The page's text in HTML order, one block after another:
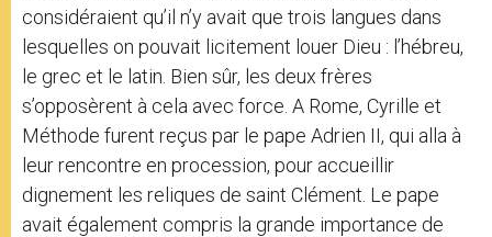
considéraient qu’il n’y avait que trois langues dans
lesquelles on pouvait licitement louer Dieu : l’hébreu,
le grec et le latin. Bien sûr, les deux frères
s’opposèrent à cela avec force. A Rome, Cyrille et
Méthode furent reçus par le pape Adrien II, qui alla à
leur rencontre en procession, pour accueillir
dignement les reliques de saint Clément. Le pape
avait également compris la grande importance de